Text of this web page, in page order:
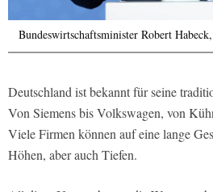
Bundeswirtschaftsminister Robert
Deutschland ist bekannt für seine
Von Siemens bis Volkswagen, von
Viele Firmen können auf eine lange
Höhen, aber auch Tiefen.